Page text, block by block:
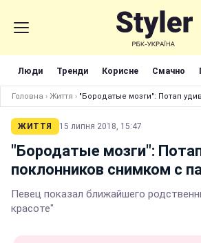
Люди Тренди Корисне Смачно
Головна › Життя › "Бородатые мозги": Потап
ЖИТТЯ 15 липня 2018, 15:47
"Бородатые мозги":
поклонников снимком с
Певец показал ближайшего
красоте"